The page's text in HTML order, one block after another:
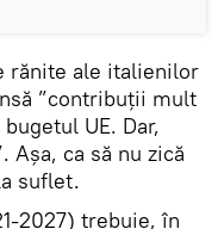
rănite ale italienilor
”contribuţii mult
UE. Dar,
Așa, ca să nu zică
suflet.
2027) trebuie, în